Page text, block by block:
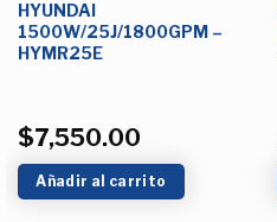
HYUNDAI
1500W/25J/1800GPM –
HYMR25E
$7,550.00
Añadir al carrito